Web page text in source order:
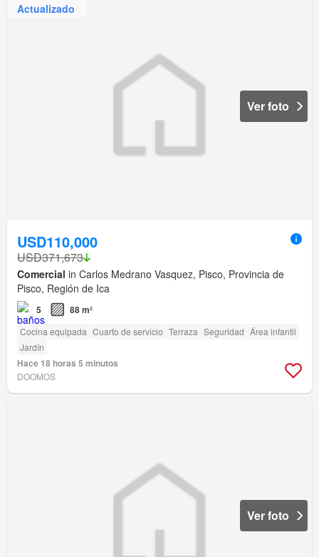
Actualizado
Ver foto
USD110,000
USD371,673
Comercial in Carlos Medrano Vasquez, Pisco, Provincia de
Pisco, Región de Ica
5 88 m²
Cocina equipada Cuarto de servicio Terraza Seguridad Área infantil
Jardín
Hace 18 horas 5 minutos
DOOMOS
Ver foto